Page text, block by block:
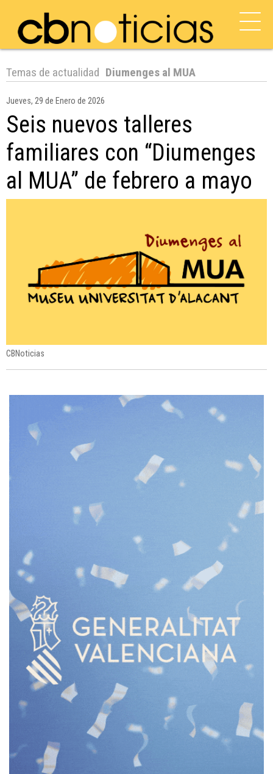
Temas de actualidad Diumenges al MUA
Jueves, 29 de Enero de 2026
Seis nuevos talleres
familiares con “Diumenges
al MUA” de febrero a mayo
CBNoticias